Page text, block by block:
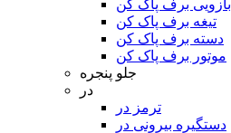
بازویی برف پاک کن
تیغه برف پاک کن
دسته برف پاک کن
موتور برف پاک کن
جلو پنجره
در
ترمز در
دستگیره بیرونی در